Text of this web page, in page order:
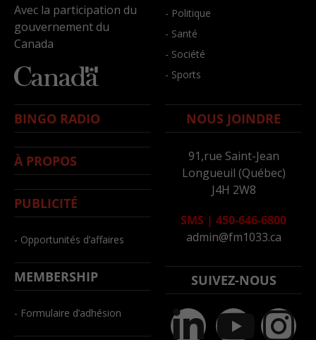
Avec la participation du
gouvernement du
Canada
- Politique
- Santé
- Société
- Sports
BINGO RADIO
À PROPOS
PUBLICITÉ
- Opportunités d’affaires
MEMBERSHIP
- Formulaire d’adhésion
NOUS JOINDRE
91,rue Saint-Jean
Longueuil (Québec)
J4H 2W8
SMS | 450-646-6800
admin@fm1033.ca
SUIVEZ-NOUS